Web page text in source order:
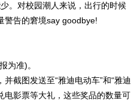
。对校园潮人来说，出行的时候
警告的窘境say goodbye!
为准)。
截图发送至“雅迪电动车”和“雅迪
电影票等大礼，这些奖品的数量可